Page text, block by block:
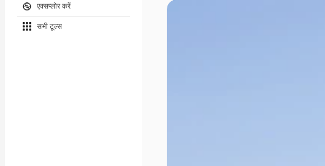
एक्सप्लोर करें
सभी टूल्‍स